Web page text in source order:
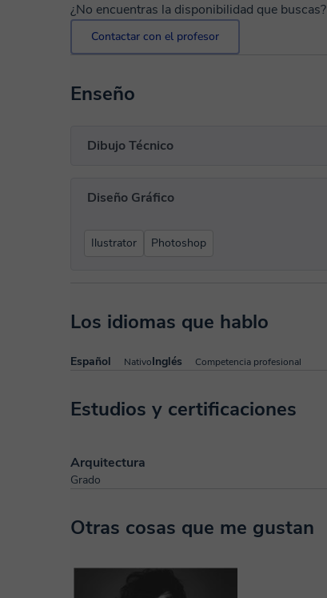
¿No encuentras la disponibilidad que buscas?
Contactar con el profesor
Enseño
Dibujo Técnico
Diseño Gráfico
Ilustrator Photoshop
Los idiomas que hablo
Español NativoInglés Competencia profesional
Estudios y certificaciones
Arquitectura
Grado
Otras cosas que me gustan